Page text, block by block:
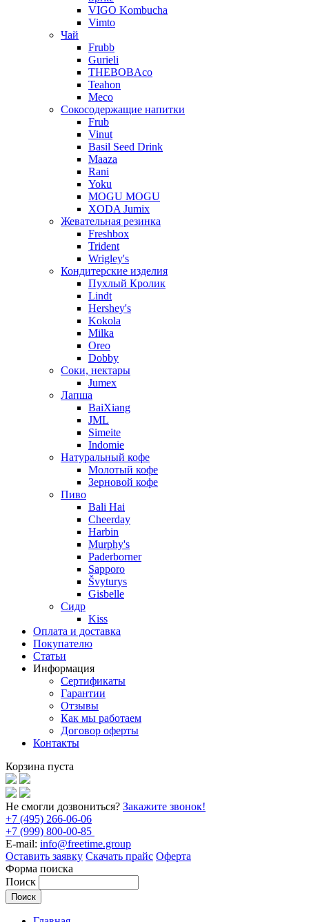
VIGO Kombucha
Vimto
Чай
Frubb
Gurieli
THEBOBAco
Teahon
Meco
Сокосодержащие напитки
Frub
Vinut
Basil Seed Drink
Maaza
Rani
Yoku
MOGU MOGU
XODA Jumix
Жевательная резинка
Freshbox
Trident
Wrigley's
Кондитерские изделия
Пухлый Кролик
Lindt
Hershey's
Kokola
Milka
Oreo
Dobby
Соки, нектары
Jumex
Лапша
BaiXiang
JML
Simeite
Indomie
Натуральный кофе
Молотый кофе
Зерновой кофе
Пиво
Bali Hai
Cheerday
Harbin
Murphy's
Paderborner
Sapporo
Švyturys
Gisbelle
Сидр
Kiss
Оплата и доставка
Покупателю
Статьи
Информация
Сертификаты
Гарантии
Отзывы
Как мы работаем
Договор оферты
Контакты
Корзина пуста
Не смогли дозвониться? Закажите звонок!
+7 (495) 266-06-06
+7 (999) 800-00-85
E-mail: info@freetime.group
Оставить заявку Скачать прайс Оферта
Форма поиска
Поиск